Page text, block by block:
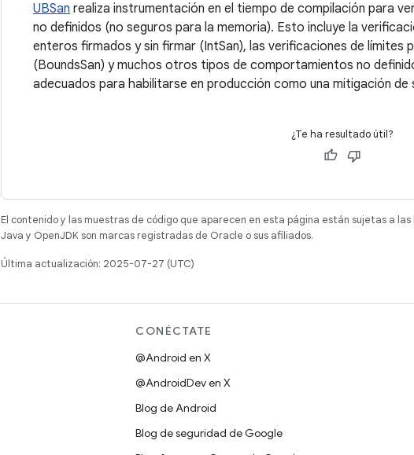
UBSan realiza instrumentación en el tiempo de compilación para
no definidos (no seguros para la memoria). Esto incluye la
enteros firmados y sin firmar (IntSan), las verificaciones de
(BoundsSan) y muchos otros tipos de comportamientos no
adecuados para habilitarse en producción como una mitigación de
¿Te ha resultado útil?
El contenido y las muestras de código que aparecen en esta página están sujetas a
Java y OpenJDK son marcas registradas de Oracle o sus afiliados.
Última actualización: 2025-07-27 (UTC)
CONÉCTATE
@Android en X
@AndroidDev en X
Blog de Android
Blog de seguridad de Google